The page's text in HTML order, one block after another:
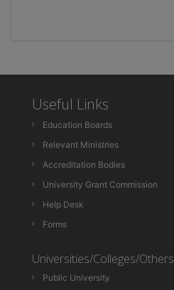
Useful Links
Education Boards
Relevant Ministries
Accreditation Bodies
University Grant Commission
Help Desk
Forms
Universities/Colleges/Others
Public University